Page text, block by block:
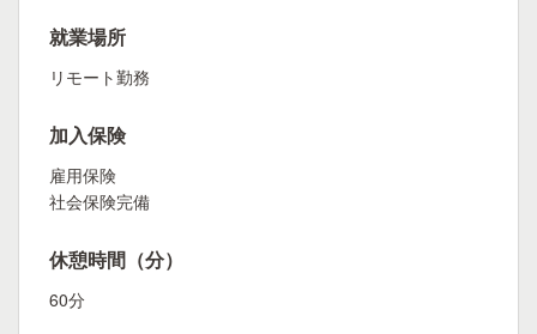
就業場所
リモート勤務
加入保険
雇用保険
社会保険完備
休憩時間（分）
60分